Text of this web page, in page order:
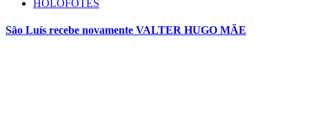
HOLOFOTES
São Luís recebe novamente VALTER HUGO MÃE